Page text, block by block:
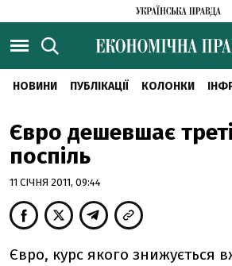
НОВИНИ ПУБЛІКАЦІЇ КОЛОНКИ
Євро дешевшає
поспіль
11 СІЧНЯ 2011, 09:44
Євро, курс якого знижується